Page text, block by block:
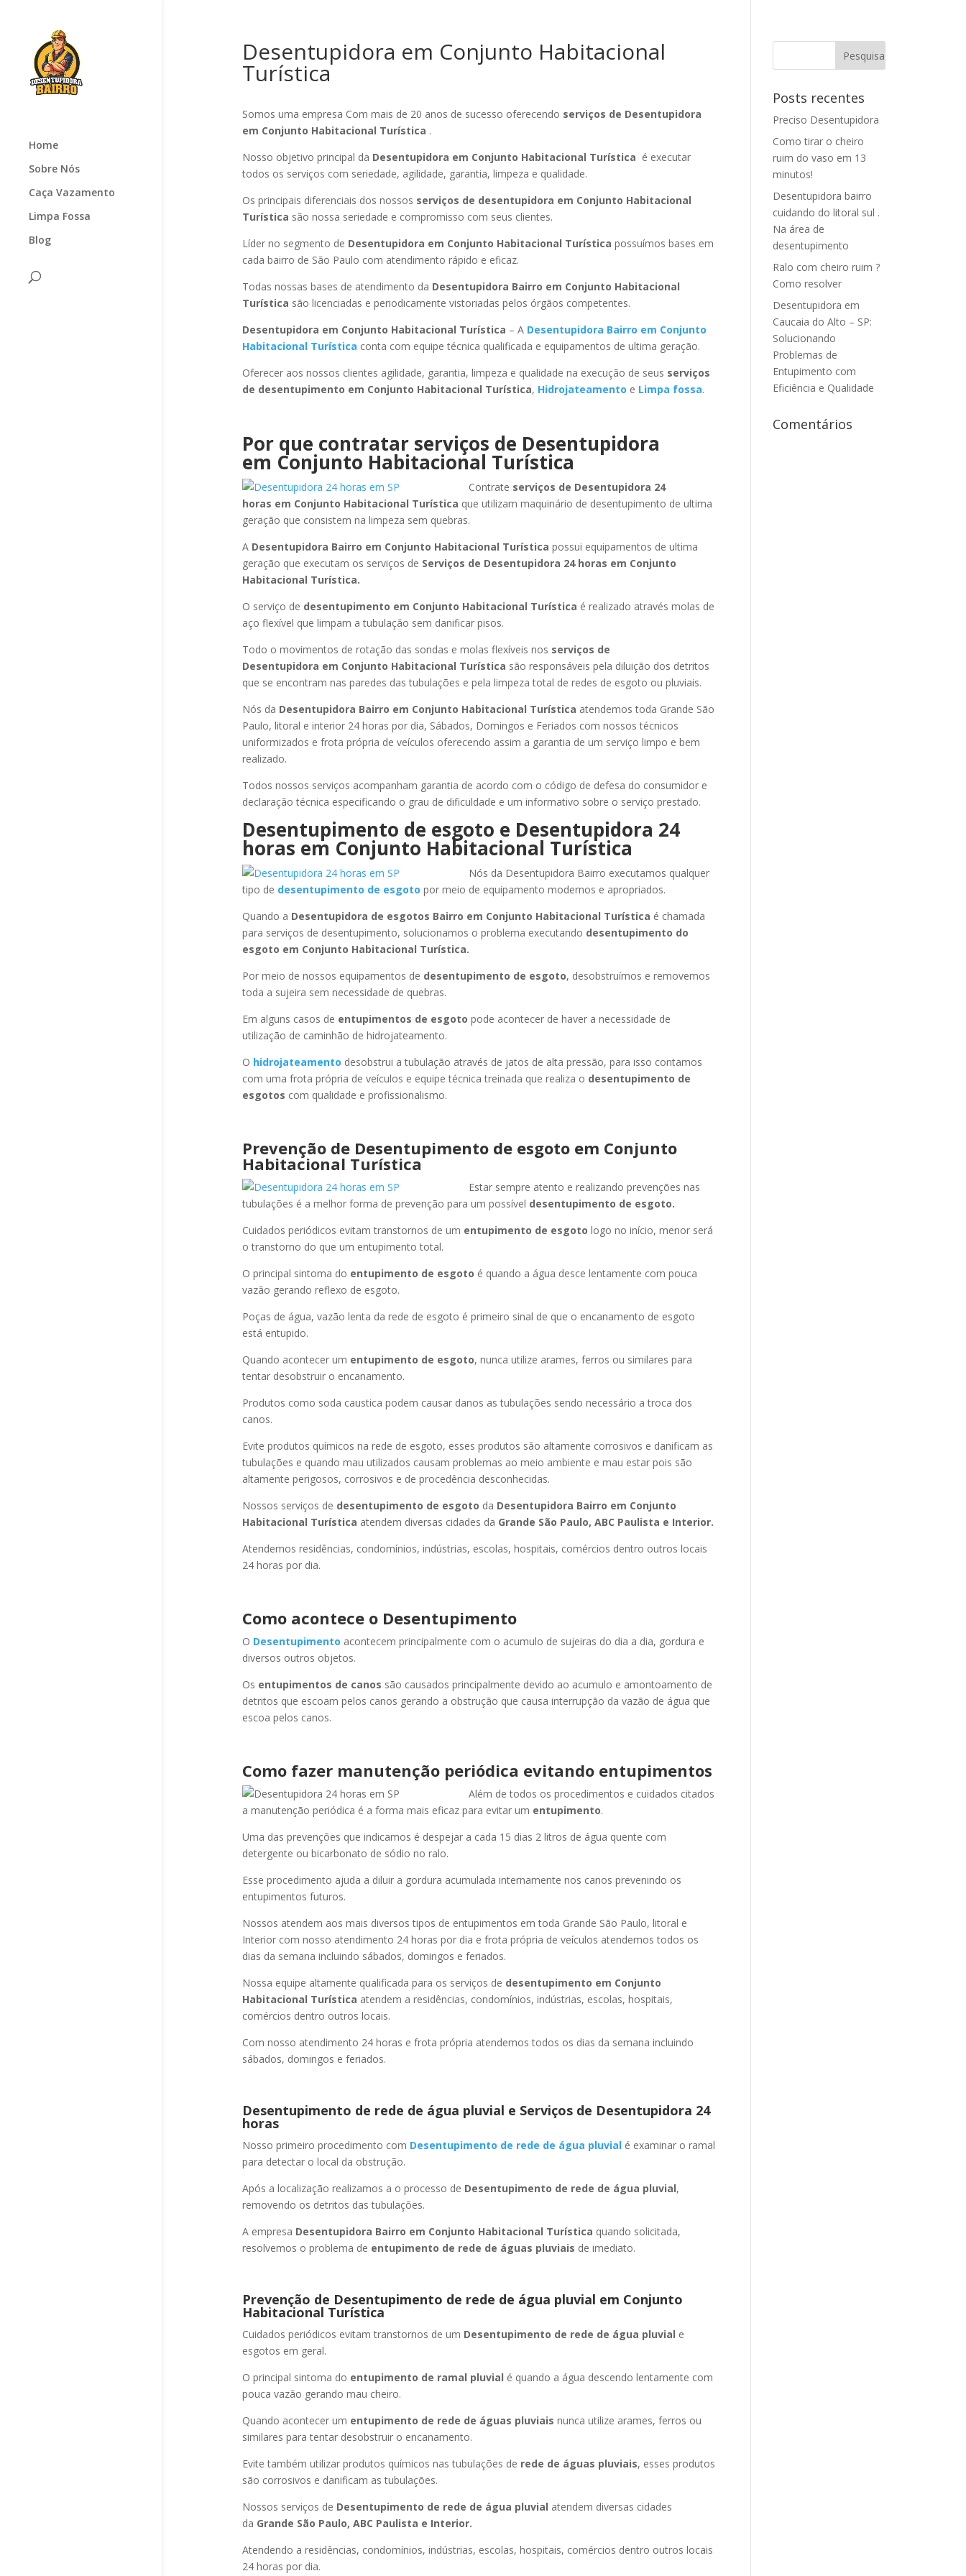
Home
Sobre Nós
Caça Vazamento
Limpa Fossa
Blog
Desentupidora em Conjunto Habitacional
Turística
Somos uma empresa Com mais de 20 anos de sucesso oferecendo serviços de Desentupidora
em Conjunto Habitacional Turística .
Nosso objetivo principal da Desentupidora em Conjunto Habitacional Turística é executar
todos os serviços com seriedade, agilidade, garantia, limpeza e qualidade.
Os principais diferenciais dos nossos serviços de desentupidora em Conjunto Habitacional
Turística são nossa seriedade e compromisso com seus clientes.
Líder no segmento de Desentupidora em Conjunto Habitacional Turística possuímos bases em
cada bairro de São Paulo com atendimento rápido e eficaz.
Todas nossas bases de atendimento da Desentupidora Bairro em Conjunto Habitacional
Turística são licenciadas e periodicamente vistoriadas pelos órgãos competentes.
Desentupidora em Conjunto Habitacional Turística – A Desentupidora Bairro em Conjunto
Habitacional Turística conta com equipe técnica qualificada e equipamentos de ultima geração.
Oferecer aos nossos clientes agilidade, garantia, limpeza e qualidade na execução de seus serviços
de desentupimento em Conjunto Habitacional Turística, Hidrojateamento e Limpa fossa.
Por que contratar serviços de Desentupidora
em Conjunto Habitacional Turística
Contrate serviços de Desentupidora 24
horas em Conjunto Habitacional Turística que utilizam maquinário de desentupimento de ultima
geração que consistem na limpeza sem quebras.
A Desentupidora Bairro em Conjunto Habitacional Turística possui equipamentos de ultima
geração que executam os serviços de Serviços de Desentupidora 24 horas em Conjunto
Habitacional Turística.
O serviço de desentupimento em Conjunto Habitacional Turística é realizado através molas de
aço flexível que limpam a tubulação sem danificar pisos.
Todo o movimentos de rotação das sondas e molas flexíveis nos serviços de
Desentupidora em Conjunto Habitacional Turística são responsáveis pela diluição dos detritos
que se encontram nas paredes das tubulações e pela limpeza total de redes de esgoto ou pluviais.
Nós da Desentupidora Bairro em Conjunto Habitacional Turística atendemos toda Grande São
Paulo, litoral e interior 24 horas por dia, Sábados, Domingos e Feriados com nossos técnicos
uniformizados e frota própria de veículos oferecendo assim a garantia de um serviço limpo e bem
realizado.
Todos nossos serviços acompanham garantia de acordo com o código de defesa do consumidor e
declaração técnica especificando o grau de dificuldade e um informativo sobre o serviço prestado.
Desentupimento de esgoto e Desentupidora 24
horas em Conjunto Habitacional Turística
Nós da Desentupidora Bairro executamos qualquer
tipo de desentupimento de esgoto por meio de equipamento modernos e apropriados.
Quando a Desentupidora de esgotos Bairro em Conjunto Habitacional Turística é chamada
para serviços de desentupimento, solucionamos o problema executando desentupimento do
esgoto em Conjunto Habitacional Turística.
Por meio de nossos equipamentos de desentupimento de esgoto, desobstruímos e removemos
toda a sujeira sem necessidade de quebras.
Em alguns casos de entupimentos de esgoto pode acontecer de haver a necessidade de
utilização de caminhão de hidrojateamento.
O hidrojateamento desobstrui a tubulação através de jatos de alta pressão, para isso contamos
com uma frota própria de veículos e equipe técnica treinada que realiza o desentupimento de
esgotos com qualidade e profissionalismo.
Prevenção de Desentupimento de esgoto em Conjunto
Habitacional Turística
Estar sempre atento e realizando prevenções nas
tubulações é a melhor forma de prevenção para um possível desentupimento de esgoto.
Cuidados periódicos evitam transtornos de um entupimento de esgoto logo no início, menor será
o transtorno do que um entupimento total.
O principal sintoma do entupimento de esgoto é quando a água desce lentamente com pouca
vazão gerando reflexo de esgoto.
Poças de água, vazão lenta da rede de esgoto é primeiro sinal de que o encanamento de esgoto
está entupido.
Quando acontecer um entupimento de esgoto, nunca utilize arames, ferros ou similares para
tentar desobstruir o encanamento.
Produtos como soda caustica podem causar danos as tubulações sendo necessário a troca dos
canos.
Evite produtos químicos na rede de esgoto, esses produtos são altamente corrosivos e danificam as
tubulações e quando mau utilizados causam problemas ao meio ambiente e mau estar pois são
altamente perigosos, corrosivos e de procedência desconhecidas.
Nossos serviços de desentupimento de esgoto da Desentupidora Bairro em Conjunto
Habitacional Turística atendem diversas cidades da Grande São Paulo, ABC Paulista e Interior.
Atendemos residências, condomínios, indústrias, escolas, hospitais, comércios dentro outros locais
24 horas por dia.
Como acontece o Desentupimento
O Desentupimento acontecem principalmente com o acumulo de sujeiras do dia a dia, gordura e
diversos outros objetos.
Os entupimentos de canos são causados principalmente devido ao acumulo e amontoamento de
detritos que escoam pelos canos gerando a obstrução que causa interrupção da vazão de água que
escoa pelos canos.
Como fazer manutenção periódica evitando entupimentos
Além de todos os procedimentos e cuidados citados
a manutenção periódica é a forma mais eficaz para evitar um entupimento.
Uma das prevenções que indicamos é despejar a cada 15 dias 2 litros de água quente com
detergente ou bicarbonato de sódio no ralo.
Esse procedimento ajuda a diluir a gordura acumulada internamente nos canos prevenindo os
entupimentos futuros.
Nossos atendem aos mais diversos tipos de entupimentos em toda Grande São Paulo, litoral e
Interior com nosso atendimento 24 horas por dia e frota própria de veículos atendemos todos os
dias da semana incluindo sábados, domingos e feriados.
Nossa equipe altamente qualificada para os serviços de desentupimento em Conjunto
Habitacional Turística atendem a residências, condomínios, indústrias, escolas, hospitais,
comércios dentro outros locais.
Com nosso atendimento 24 horas e frota própria atendemos todos os dias da semana incluindo
sábados, domingos e feriados.
Desentupimento de rede de água pluvial e Serviços de Desentupidora 24
horas
Nosso primeiro procedimento com Desentupimento de rede de água pluvialé examinar o ramal
para detectar o local da obstrução.
Após a localização realizamos a o processo de Desentupimento de rede de água pluvial,
removendo os detritos das tubulações.
A empresa Desentupidora Bairro em Conjunto Habitacional Turística quando solicitada,
resolvemos o problema de entupimento de rede de águas pluviais de imediato.
Prevenção de Desentupimento de rede de água pluvial em Conjunto
Habitacional Turística
Cuidados periódicos evitam transtornos de um Desentupimento de rede de água pluvial e
esgotos em geral.
O principal sintoma do entupimento de ramal pluvial é quando a água descendo lentamente com
pouca vazão gerando mau cheiro.
Quando acontecer um entupimento de rede de águas pluviais nunca utilize arames, ferros ou
similares para tentar desobstruir o encanamento.
Evite também utilizar produtos químicos nas tubulações de rede de águas pluviais, esses produtos
são corrosivos e danificam as tubulações.
Nossos serviços de Desentupimento de rede de água pluvial atendem diversas cidades
da Grande São Paulo, ABC Paulista e Interior.
Atendendo a residências, condomínios, indústrias, escolas, hospitais, comércios dentro outros locais
24 horas por dia.
Posts recentes
Preciso Desentupidora
Como tirar o cheiro
ruim do vaso em 13
minutos!
Desentupidora bairro
cuidando do litoral sul .
Na área de
desentupimento
Ralo com cheiro ruim ?
Como resolver
Desentupidora em
Caucaia do Alto – SP:
Solucionando
Problemas de
Entupimento com
Eficiência e Qualidade
Comentários